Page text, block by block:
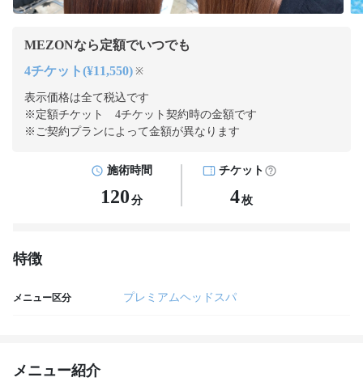
MEZONなら定額でいつでも
4チケット(¥11,550) ※
表示価格は全て税込です
※定額チケット 4チケット契約時の金額です
※ご契約プランによって金額が異なります
施術時間
120 分
チケット
4枚
特徴
メニュー区分 プレミアムヘッドスパ
メニュー紹介